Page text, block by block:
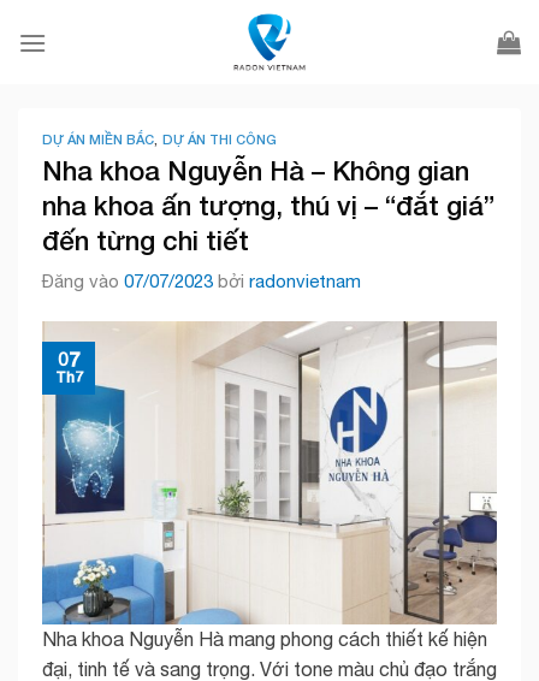
qua
DỰ ÁN MIỀN BẮC ,DỰ ÁN THI CÔNG
Nha khoa Nguyễn Hà – Không gian
nha khoa ấn tượng, thú vị – “đắt giá”
đến từng chi tiết
Đăng vào 07/07/2023 bởi radonvietnam
07
Th7
Nha khoa Nguyễn Hà mang phong cách thiết kế hiện
đại, tinh tế và sang trọng. Với tone màu chủ đạo trắng